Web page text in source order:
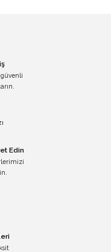
güvenli
Edin